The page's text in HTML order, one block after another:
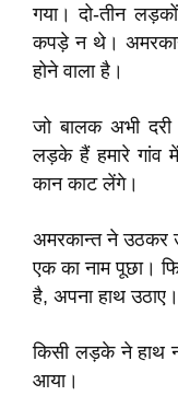
गया। दो-तीन
कपड़े न थे।
होने वाला है।
जो बालक अभी
लड़के हैं हमारे गांव
कान काट लेंगे।
अमरकान्त ने उठकर
एक का नाम पूछा।
है, अपना हाथ उठाए।
किसी लड़के ने हाथ
आया।